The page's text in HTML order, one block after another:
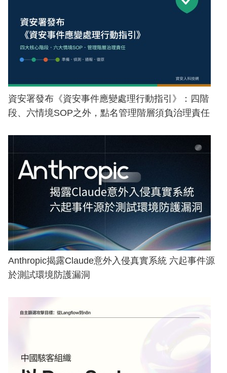
資安署發布《資安事件應變處理行動指引》：四階
段、六情境SOP之外，點名管理階層須負治理責任
Anthropic揭露Claude意外入侵真實系統 六起事件源
於測試環境防護漏洞